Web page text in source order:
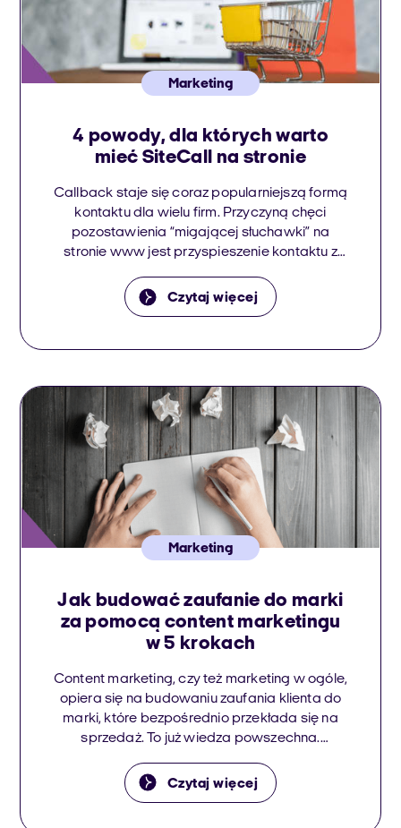
Marketing
4 powody, dla których warto
mieć SiteCall na stronie
Callback staje się coraz popularniejszą formą
kontaktu dla wielu firm. Przyczyną chęci
pozostawienia “migającej słuchawki” na
stronie www jest przyspieszenie kontaktu z
zwiększenie konwersji. Jedną z opcji call back
jest także SiteCall, który wyróżnia się na rynku
wszystkim… cenę.
Czytaj więcej
Marketing
Jak budować zaufanie do marki
za pomocą content marketingu
w 5 krokach
Content marketing, czy też marketing w ogóle,
opiera się na budowaniu zaufania klienta do
marki, które bezpośrednio przekłada się na
sprzedaż. To już wiedza powszechna.
przypadki przez ekspertów od marketingu i
obsługi klienta. Co to oznacza w praktyce?
Czytaj więcej